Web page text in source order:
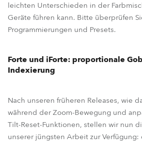
leichten Unterschieden in der
Geräte führen kann. Bitte überprüfen
Programmierungen und Presets.
Forte und iForte: proportionale
Indexierung
Nach unseren früheren Releases, wie
während der Zoom-Bewegung und
Tilt-Reset-Funktionen, stellen wir nun
unserer jüngsten Arbeit zur